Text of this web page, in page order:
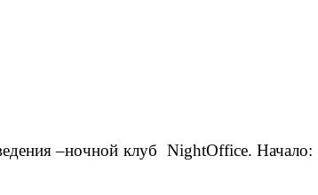
–ночной клуб NightOffice.